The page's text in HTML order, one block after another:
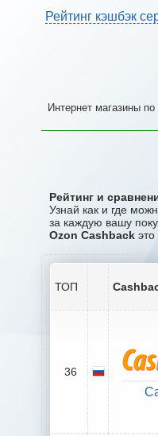
Рейтинг кэшбэк
Интернет магазины
Рейтинг и
Узнай как и где
за каждую вашу
Ozon Cashback
ТОП
36